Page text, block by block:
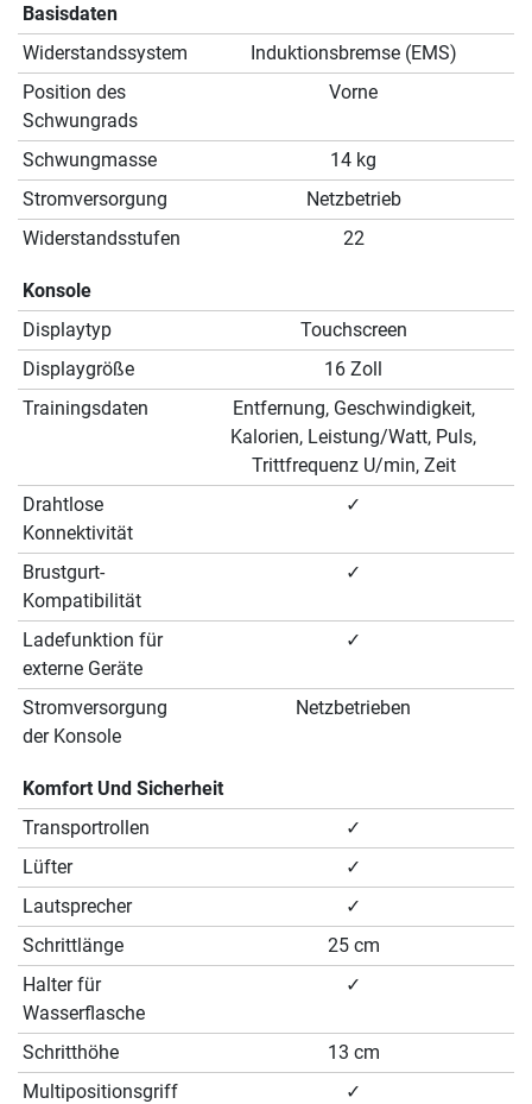
Basisdaten
Widerstandssystem
Induktionsbremse (EMS)
Position des
Schwungrads
Vorne
Schwungmasse
14 kg
Stromversorgung
Netzbetrieb
Widerstandsstufen
22
Konsole
Displaytyp
Touchscreen
Displaygröße
16 Zoll
Trainingsdaten
Entfernung, Geschwindigkeit,
Kalorien, Leistung/Watt, Puls,
Trittfrequenz U/min, Zeit
Drahtlose
Konnektivität
✓
Brustgurt-
Kompatibilität
✓
Ladefunktion für
externe Geräte
✓
Stromversorgung
der Konsole
Netzbetrieben
Komfort Und Sicherheit
Transportrollen
✓
Lüfter
✓
Lautsprecher
✓
Schrittlänge
25 cm
Halter für
Wasserflasche
✓
Schritthöhe
13 cm
Multipositionsgriff
✓